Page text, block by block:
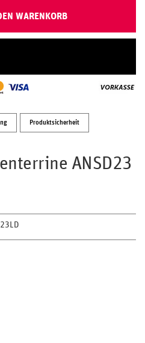
WARENKORB
Produktsicherheit
ANSD23